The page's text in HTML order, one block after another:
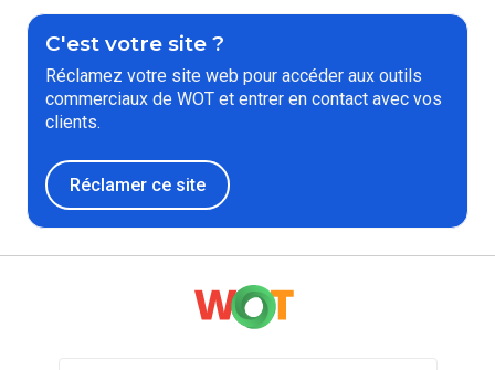
C'est votre site ?
Réclamez votre site web pour accéder aux outils
commerciaux de WOT et entrer en contact avec vos
clients.
Réclamer ce site